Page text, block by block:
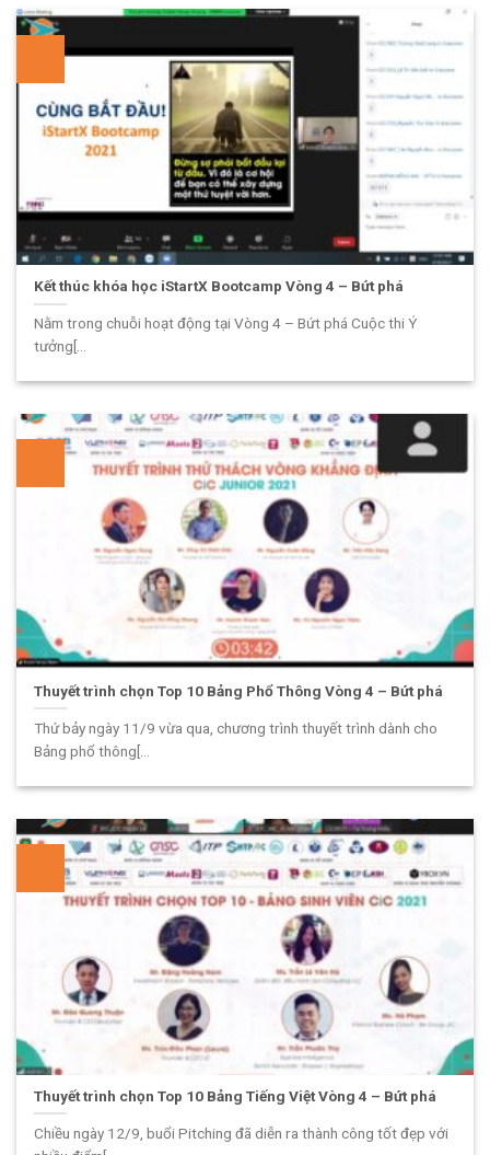
Kết thúc khóa học iStartX Bootcamp Vòng 4 – Bứt phá
Nằm trong chuỗi hoạt động tại Vòng 4 – Bứt phá Cuộc thi Ý
tưởng[...
Thuyết trình chọn Top 10 Bảng Phổ Thông Vòng 4 – Bứt phá
Thứ bảy ngày 11/9 vừa qua, chương trình thuyết trình dành cho
Bảng phổ thông[...
Thuyết trình chọn Top 10 Bảng Tiếng Việt Vòng 4 – Bứt phá
Chiều ngày 12/9, buổi Pitching đã diễn ra thành công tốt đẹp với